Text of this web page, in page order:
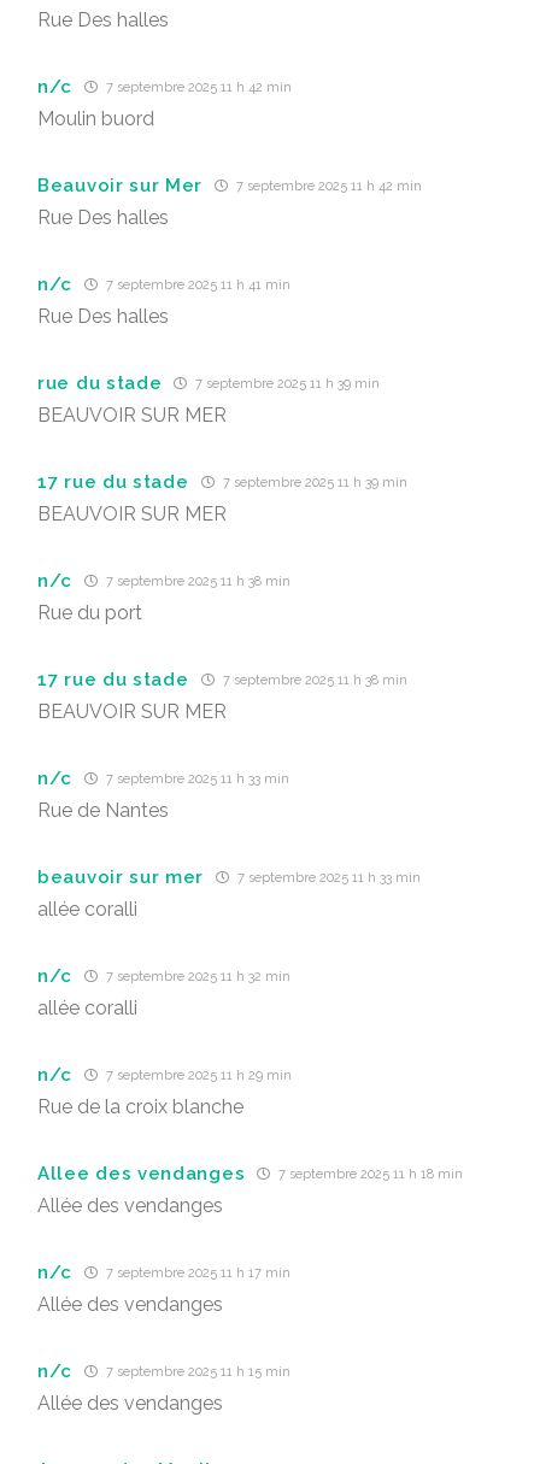
Rue Des halles
n/c 7 septembre 2025 11 h 42 min
Moulin buord
Beauvoir sur Mer 7 septembre 2025 11 h 42 min
Rue Des halles
n/c 7 septembre 2025 11 h 41 min
Rue Des halles
rue du stade 7 septembre 2025 11 h 39 min
BEAUVOIR SUR MER
17 rue du stade 7 septembre 2025 11 h 39 min
BEAUVOIR SUR MER
n/c 7 septembre 2025 11 h 38 min
Rue du port
17 rue du stade 7 septembre 2025 11 h 38 min
BEAUVOIR SUR MER
n/c 7 septembre 2025 11 h 33 min
Rue de Nantes
beauvoir sur mer 7 septembre 2025 11 h 33 min
allée coralli
n/c 7 septembre 2025 11 h 32 min
allée coralli
n/c 7 septembre 2025 11 h 29 min
Rue de la croix blanche
Allee des vendanges 7 septembre 2025 11 h 18 min
Allée des vendanges
n/c 7 septembre 2025 11 h 17 min
Allée des vendanges
n/c 7 septembre 2025 11 h 15 min
Allée des vendanges